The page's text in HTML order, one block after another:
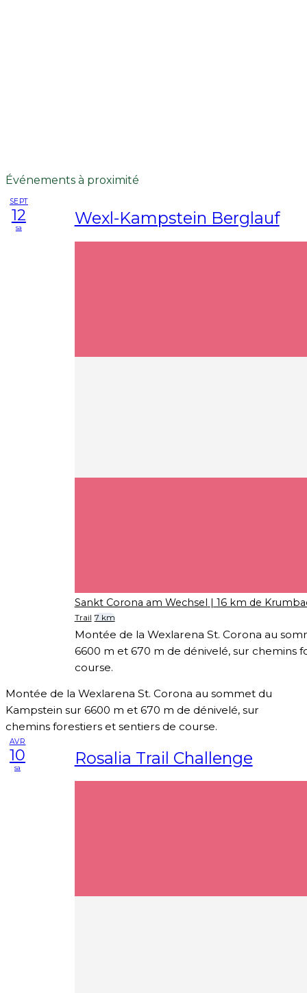
Événements à proximité
SEPT
12
sa Wexl-Kampstein Berglauf
Sankt Corona am Wechsel | 16 km de
Trail 7 km
Montée de la Wexlarena St. Corona au
6600 m et 670 m de dénivelé, sur chemins
course.
Montée de la Wexlarena St. Corona au sommet du
Kampstein sur 6600 m et 670 m de dénivelé, sur
chemins forestiers et sentiers de course.
AVR
10
sa Rosalia Trail Challenge